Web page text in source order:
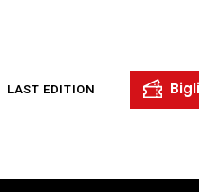
LAST EDITION